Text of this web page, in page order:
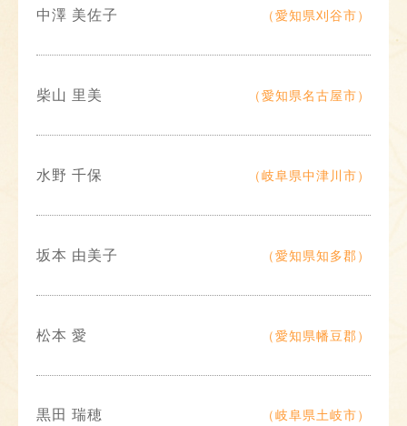
中澤 美佐子 （愛知県刈谷市）
柴山 里美 （愛知県名古屋市）
水野 千保 （岐阜県中津川市）
坂本 由美子 （愛知県知多郡）
松本 愛 （愛知県幡豆郡）
黒田 瑞穂 （岐阜県土岐市）